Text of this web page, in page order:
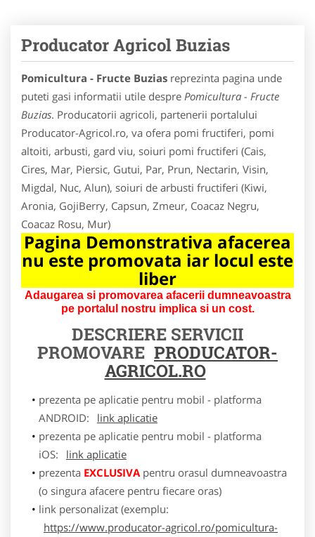
Producator Agricol Buzias
Pomicultura - Fructe Buzias reprezinta pagina unde
puteti gasi informatii utile despre Pomicultura - Fructe
Buzias. Producatorii agricoli, partenerii portalului
Producator-Agricol.ro, va ofera pomi fructiferi, pomi
altoiti, arbusti, gard viu, soiuri pomi fructiferi (Cais,
Cires, Mar, Piersic, Gutui, Par, Prun, Nectarin, Visin,
Migdal, Nuc, Alun), soiuri de arbusti fructiferi (Kiwi,
Aronia, GojiBerry, Capsun, Zmeur, Coacaz Negru,
Coacaz Rosu, Mur)
Pagina Demonstrativa afacerea
nu este promovata iar locul este
liber
Adaugarea si promovarea afacerii dumneavoastra
pe portalul nostru implica si un cost.
DESCRIERE SERVICII
PROMOVARE PRODUCATOR-
AGRICOL.RO
prezenta pe aplicatie pentru mobil - platforma
ANDROID:
link aplicatie
prezenta pe aplicatie pentru mobil - platforma
iOS:
link aplicatie
prezenta EXCLUSIVApentru orasul dumneavoastra
(o singura afacere pentru fiecare oras)
link personalizat (exemplu:
https://www.producator-agricol.ro/pomicultura-